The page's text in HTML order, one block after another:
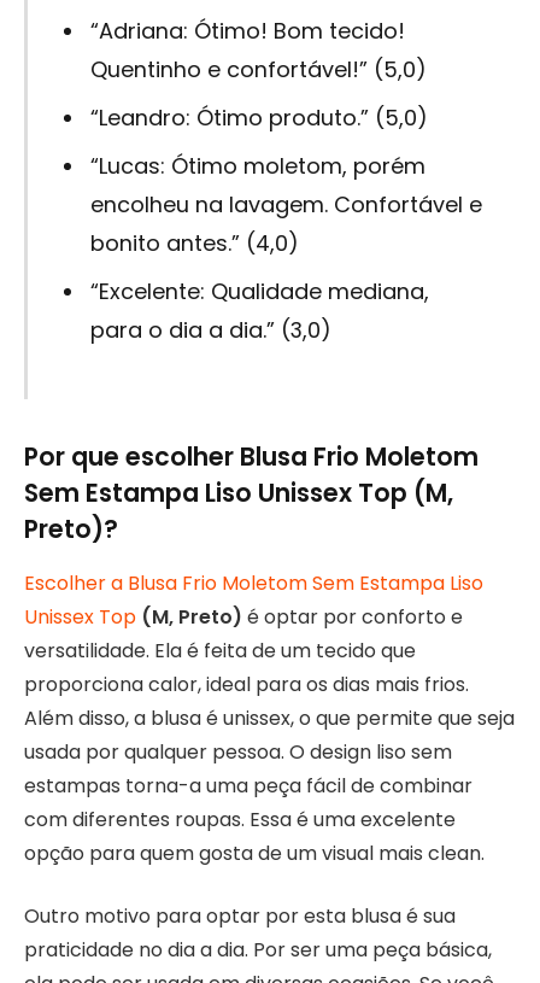
“Adriana: Ótimo! Bom tecido!
Quentinho e confortável!” (5,0)
“Leandro: Ótimo produto.” (5,0)
“Lucas: Ótimo moletom, porém
encolheu na lavagem. Confortável e
bonito antes.” (4,0)
“Excelente: Qualidade mediana,
para o dia a dia.” (3,0)
Por que escolher Blusa Frio Moletom
Sem Estampa Liso Unissex Top (M,
Preto)?
Escolher a Blusa Frio Moletom Sem Estampa Liso
Unissex Top (M, Preto) é optar por conforto e
versatilidade. Ela é feita de um tecido que
proporciona calor, ideal para os dias mais frios.
Além disso, a blusa é unissex, o que permite que seja
usada por qualquer pessoa. O design liso sem
estampas torna-a uma peça fácil de combinar
com diferentes roupas. Essa é uma excelente
opção para quem gosta de um visual mais clean.
Outro motivo para optar por esta blusa é sua
praticidade no dia a dia. Por ser uma peça básica,